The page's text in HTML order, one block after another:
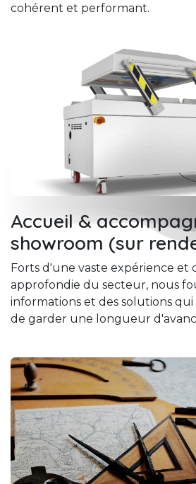
cohérent et performant.
Accueil &
showroom (sur
Forts d'une vaste expérience et
approfondie du secteur, nous
informations et des solutions
de garder une longueur